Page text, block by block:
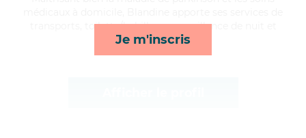
Je m'inscris
transports, toilette/habillage, surveillance de nuit et
lever/coucher*